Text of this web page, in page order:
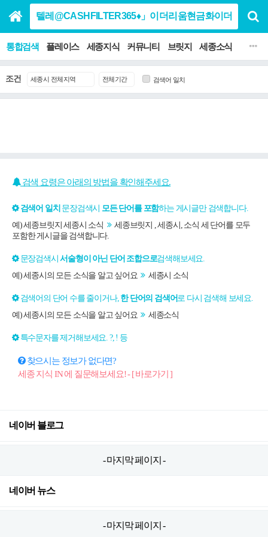
통합검색 플레이스 세종지식 커뮤니티 브릿지 세종소식 맛집
조건 검색어 일치
검색 요령은 아래의 방법을 확인해주세요.
검색어 일치 문장검색시 모든 단어를 포함하는 게시글만 검색합니다.
예) 세종브릿지 세종시 소식
세종브릿지 , 세종시, 소식 세 단어를 모두
포함한 게시글을 검색합니다.
문장검색시서술형이 아닌 단어 조합으로검색해보세요.
예) 세종시의 모든 소식을 알고 싶어요 세종시 소식
검색어의 단어 수를 줄이거나, 한 단어의 검색어로 다시 검색해 보세요.
예) 세종시의 모든 소식을 알고 싶어요 세종소식
특수문자를 제거해보세요. ?, ! 등
찾으시는 정보가 없다면?
세종 지식 IN 에 질문해보세요! - [ 바로가기 ]
네이버 블로그
- 마지막 페이지 -
네이버 뉴스
- 마지막 페이지 -